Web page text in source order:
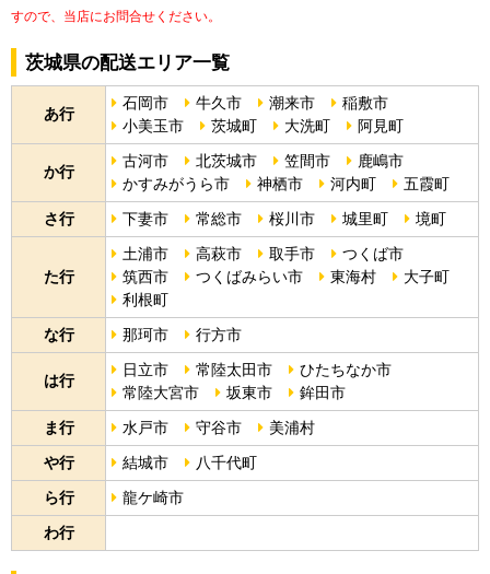
すので、当店にお問合せください。
茨城県の配送エリア一覧
あ行
石岡市 牛久市 潮来市
稲敷市
小美玉市
茨城町 大洗町 阿見町
か行
古河市 北茨城市 笠間市
鹿嶋市
かすみがうら市
神栖市 河内町 五霞町
さ行 下妻市 常総市 桜川市 城里町 境町
た行
土浦市 高萩市 取手市
つくば市
筑西市
つくばみらい市 東海村
大子町
利根町
な行 那珂市 行方市
は行
日立市 常陸太田市
ひたちなか市
常陸大宮市
坂東市 鉾田市
ま行 水戸市 守谷市 美浦村
や行 結城市 八千代町
ら行 龍ケ崎市
わ行